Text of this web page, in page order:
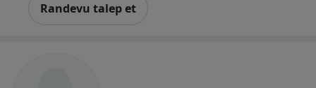
Randevu talep et